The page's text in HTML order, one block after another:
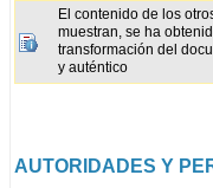
El contenido de los
muestran, se ha
transformación del
y auténtico
AUTORIDADES Y